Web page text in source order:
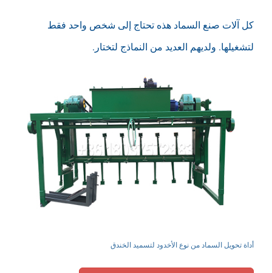
كل آلات صنع السماد هذه تحتاج إلى شخص واحد فقط
لتشغيلها. ولديهم العديد من النماذج لتختار.
أداة تحويل السماد من نوع الأخدود لتسميد الخندق